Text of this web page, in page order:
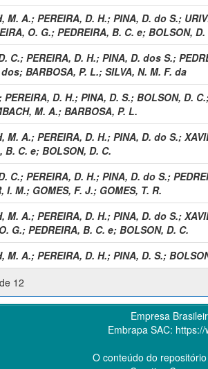
M. A.; PEREIRA, D. H.; PINA, D. do S.;
O. G.; PEDREIRA, B. C. e; BOLSON, D.
C.; PEREIRA, D. H.; PINA, D. dos S.;
dos; BARBOSA, P. L.; SILVA, N. M. F. da
; PEREIRA, D. H.; PINA, D. S.; BOLSON, D. C.
M. A.; BARBOSA, P. L.
M. A.; PEREIRA, D. H.; PINA, D. do S.;
B. C. e; BOLSON, D. C.
C.; PEREIRA, D. H.; PINA, D. do S.;
I. M.; GOMES, F. J.; GOMES, T. R.
M. A.; PEREIRA, D. H.; PINA, D. do S.;
G.; PEDREIRA, B. C. e; BOLSON, D. C.
M. A.; PEREIRA, D. H.; PINA, D. S.;
12
Empresa
Embrapa SAC:
O conteúdo do